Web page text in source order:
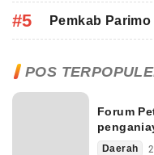
#5 Pemkab Parimo
POS
Forum
Daerah